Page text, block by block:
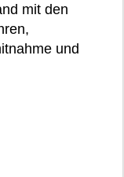
mit den
und